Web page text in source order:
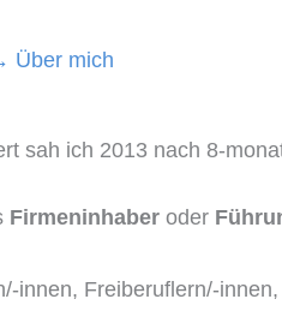
Über mich
sah ich 2013 nach 8-
Firmeninhaber oder
innen, Freiberuflern/-